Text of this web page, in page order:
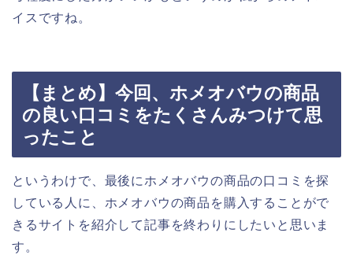
イスですね。
【まとめ】今回、ホメオバウの商品
の良い口コミをたくさんみつけて思
ったこと
というわけで、最後にホメオバウの商品の口コミを探
している人に、ホメオバウの商品を購入することがで
きるサイトを紹介して記事を終わりにしたいと思いま
す。